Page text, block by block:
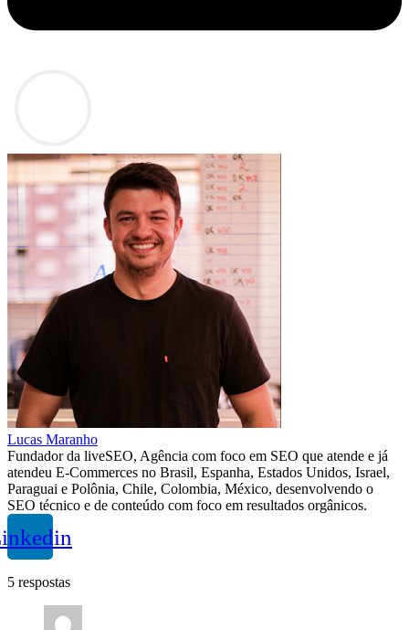
Lucas Maranho
Fundador da liveSEO, Agência com foco em SEO que atende e já
atendeu E-Commerces no Brasil, Espanha, Estados Unidos, Israel,
Paraguai e Polônia, Chile, Colombia, México, desenvolvendo o
SEO técnico e de conteúdo com foco em resultados orgânicos.
5 respostas